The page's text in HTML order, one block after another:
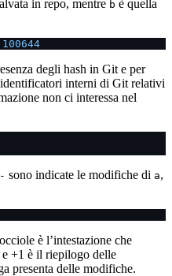
in repo, mentre b è quella
100644
degli hash in Git e per
interni di Git relativi
non ci interessa nel
- sono indicate le modifiche di a,
è l’intestazione che
+1 è il riepilogo delle
presenta delle modifiche.